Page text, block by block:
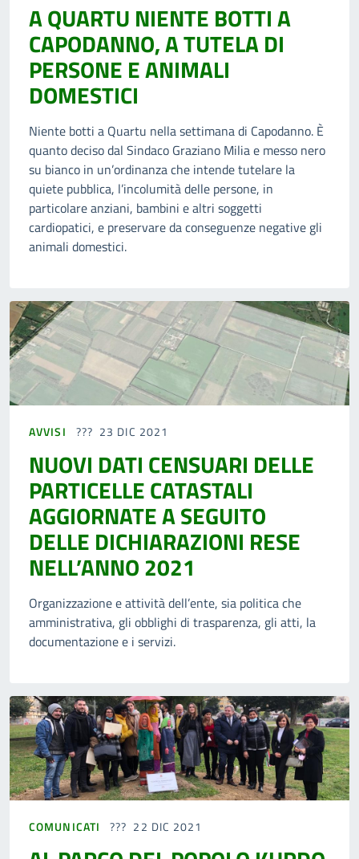
A QUARTU NIENTE BOTTI A
CAPODANNO, A TUTELA DI
PERSONE E ANIMALI
DOMESTICI
Niente botti a Quartu nella settimana di Capodanno. È
quanto deciso dal Sindaco Graziano Milia e messo nero
su bianco in un’ordinanza che intende tutelare la
quiete pubblica, l’incolumità delle persone, in
particolare anziani, bambini e altri soggetti
cardiopatici, e preservare da conseguenze negative gli
animali domestici.
AVVISI 23 DIC 2021
NUOVI DATI CENSUARI DELLE
PARTICELLE CATASTALI
AGGIORNATE A SEGUITO
DELLE DICHIARAZIONI RESE
NELL’ANNO 2021
Organizzazione e attività dell’ente, sia politica che
amministrativa, gli obblighi di trasparenza, gli atti, la
documentazione e i servizi.
COMUNICATI 22 DIC 2021